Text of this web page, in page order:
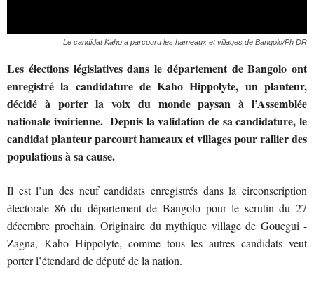
Le candidat Kaho a parcouru les hameaux et villages de Bangolo/Ph DR
Les élections législatives dans le département de Bangolo ont
enregistré la candidature de Kaho Hippolyte, un planteur,
décidé à porter la voix du monde paysan à l’Assemblée
nationale ivoirienne. Depuis la validation de sa candidature, le
candidat planteur parcourt hameaux et villages pour rallier des
populations à sa cause.
Il est l’un des neuf candidats enregistrés dans la circonscription
électorale 86 du département de Bangolo pour le scrutin du 27
décembre prochain. Originaire du mythique village de Gouegui -
Zagna, Kaho Hippolyte, comme tous les autres candidats veut
porter l’étendard de député de la nation.